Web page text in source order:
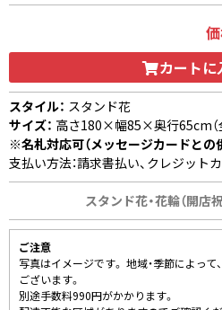
価
カートに
スタイル： スタンド花
サイズ： 高さ180×幅85×奥行65cm（
※名札対応可（メッセージカードとの
支払い方法：請求書払い、クレジット
スタンド花・花輪（開店
ご注意
写真はイメージです。 地域・季節によって
ございます。
別途手数料990円がかかります。